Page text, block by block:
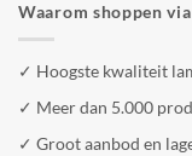
Waarom shoppen via
✓ Hoogste kwaliteit
✓ Meer dan 5.000
✓ Groot aanbod en